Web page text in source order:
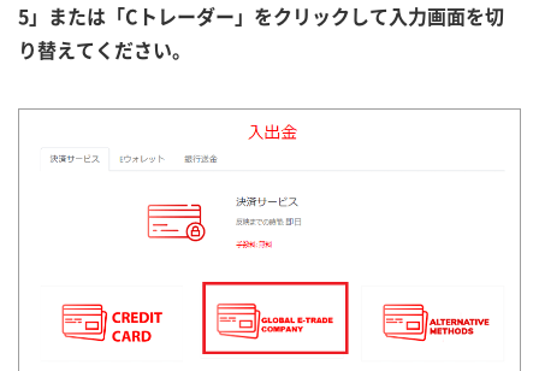
5」または「Cトレーダー」をクリックして入力画面を切
り替えてください。